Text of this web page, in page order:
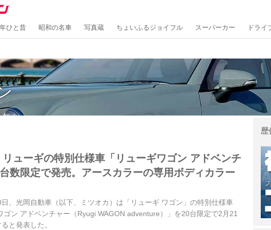
ひと昔 昭和の名車 写真蔵 ちょいふるジョイフル スーパーカー ドライ
リューギの特別仕様車「リューギワゴン アドベンチ
数限定で発売。アースカラーの専用ボディカラー
、光岡自動車（以下、ミツオカ）は「リューギ ワゴン」の特別仕様車
ゴン アドベンチャー（Ryugi WAGON adventure）」を20台限定で2月21
と発表した。
歴